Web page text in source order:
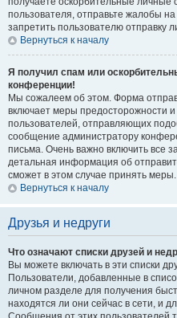
пользователя, отправьте жалобы
запретить пользователю отправку
Вернуться к началу
Я получил спам или
конференции!
Мы сожалеем об этом. Форма
включает меры предосторожности
пользователей, отправляющих
сообщение администратору
письма. Очень важно включить все
детальная информация об
сможет в этом случае принять меры.
Вернуться к началу
Друзья и недруги
Что означают списки друзей и
Вы можете включать в эти списки
Пользователи, добавленные в
личном разделе для получения
находятся ли они сейчас в сети, и